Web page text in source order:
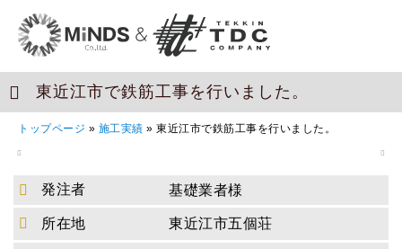
東近江市で鉄筋工事を行いました。
トップページ » 施工実績 » 東近江市で鉄筋工事を行いました。
発注者 基礎業者様
所在地 東近江市五個荘